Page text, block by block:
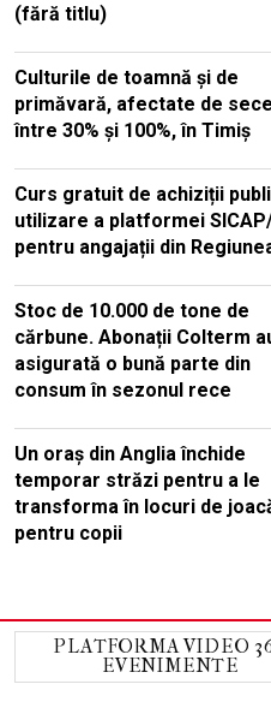
(fără titlu)
Culturile de toamnă și de
primăvară, afectate de
între 30% și 100%, în Timiș
Curs gratuit de achiziții
utilizare a platformei SICAP/
pentru angajații din
Stoc de 10.000 de tone de
cărbune. Abonații Colterm
asigurată o bună parte din
consum în sezonul rece
Un oraș din Anglia închide
temporar străzi pentru a le
transforma în locuri de
pentru copii
PLATFORMA VIDEO
EVENIMENTE